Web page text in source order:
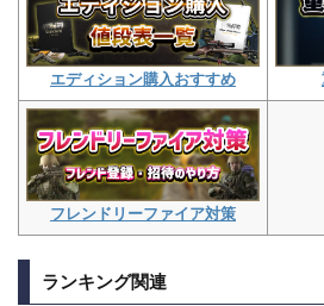
エディション購入おすすめ
フレンドリーファイア対策
ランキング関連